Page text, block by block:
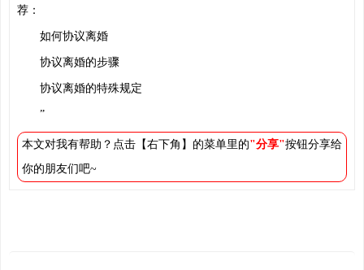
荐：
如何协议离婚
协议离婚的步骤
协议离婚的特殊规定
”
本文对我有帮助？点击【右下角】的菜单里的"分享"按钮分享给
你的朋友们吧~